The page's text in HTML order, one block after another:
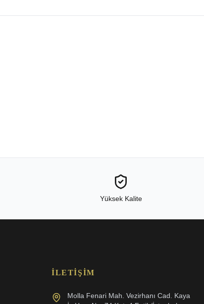
Yüksek Kalite
İLETIŞIM
Molla Fenari Mah. Vezirhanı Cad. Kaya